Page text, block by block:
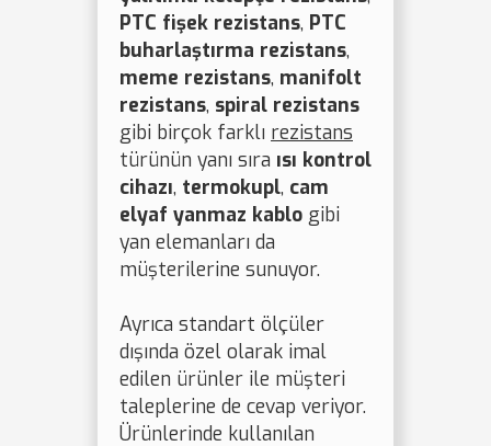
PTC fişek rezistans, PTC
buharlaştırma rezistans,
meme rezistans, manifolt
rezistans, spiral rezistans
gibi birçok farklı rezistans
türünün yanı sıra ısı kontrol
cihazı, termokupl, cam
elyaf yanmaz kablo gibi
yan elemanları da
müşterilerine sunuyor.
Ayrıca standart ölçüler
dışında özel olarak imal
edilen ürünler ile müşteri
taleplerine de cevap veriyor.
Ürünlerinde kullanılan